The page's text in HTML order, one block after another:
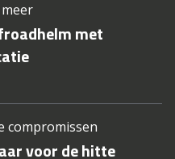
met
compromissen
voor de hitte